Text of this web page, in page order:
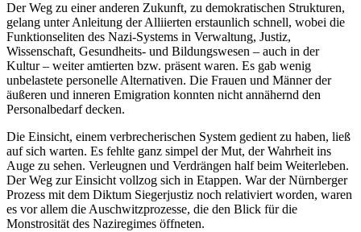
Der Weg zu einer anderen Zukunft, zu demokratischen Strukturen,
gelang unter Anleitung der Alliierten erstaunlich schnell, wobei die
Funktionseliten des Nazi-Systems in Verwaltung, Justiz,
Wissenschaft, Gesundheits- und Bildungswesen – auch in der
Kultur – weiter amtierten bzw. präsent waren. Es gab wenig
unbelastete personelle Alternativen. Die Frauen und Männer der
äußeren und inneren Emigration konnten nicht annähernd den
Personalbedarf decken.
Die Einsicht, einem verbrecherischen System gedient zu haben, ließ
auf sich warten. Es fehlte ganz simpel der Mut, der Wahrheit ins
Auge zu sehen. Verleugnen und Verdrängen half beim Weiterleben.
Der Weg zur Einsicht vollzog sich in Etappen. War der Nürnberger
Prozess mit dem Diktum Siegerjustiz noch relativiert worden, waren
es vor allem die Auschwitzprozesse, die den Blick für die
Monstrosität des Naziregimes öffneten.